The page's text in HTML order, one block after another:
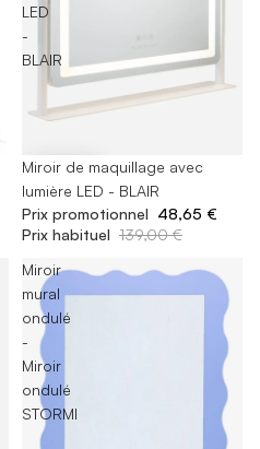
LED
-
BLAIR
-65%
Miroir de maquillage avec
lumière LED - BLAIR
Prix promotionnel 48,65 €
Prix habituel 139,00 €
Miroir
mural
ondulé
-
Miroir
ondulé
STORMI